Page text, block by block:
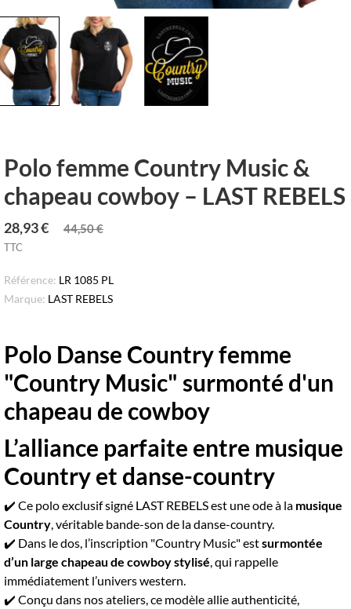
Polo femme Country Music &
chapeau cowboy – LAST REBELS
28,93 € 44,50 €
TTC
Référence: LR 1085 PL
Marque: LAST REBELS
Polo Danse Country femme
"Country Music" surmonté d'un
chapeau de cowboy
L’alliance parfaite entre musique
Country et danse-country
✔️ Ce polo exclusif signé LAST REBELS est une ode à la musique
Country, véritable bande-son de la danse-country.
✔️ Dans le dos, l’inscription "Country Music" estsurmontée
d’un large chapeau de cowboy stylisé, qui rappelle
immédiatement l’univers western.
✔️ Conçu dans nos ateliers, ce modèle allie authenticité,